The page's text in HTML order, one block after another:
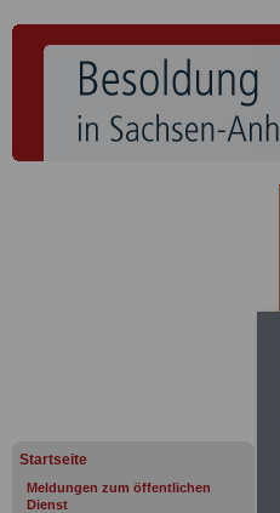
Startseite
Meldungen zum öffentlichen
Dienst